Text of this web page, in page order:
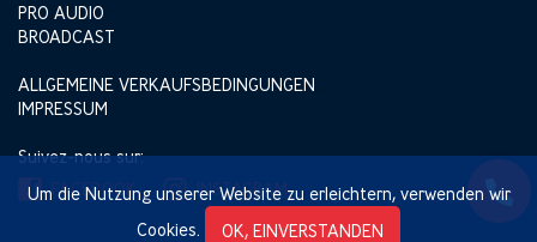
Um die Nutzung unserer Website zu erleichtern, verwenden wir
Cookies.
OK, EINVERSTANDEN
PRO AUDIO
BROADCAST
ALLGEMEINE VERKAUFSBEDINGUNGEN
IMPRESSUM
Suivez-nous sur:
FACEBOOK
INSTAGRAM